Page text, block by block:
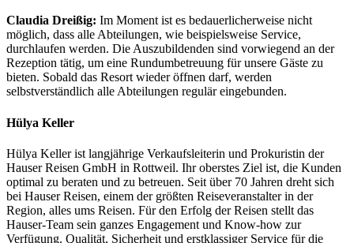
Claudia Dreißig: Im Moment ist es bedauerlicherweise nicht
möglich, dass alle Abteilungen, wie beispielsweise Service,
durchlaufen werden. Die Auszubildenden sind vorwiegend an der
Rezeption tätig, um eine Rundumbetreuung für unsere Gäste zu
bieten. Sobald das Resort wieder öffnen darf, werden
selbstverständlich alle Abteilungen regulär eingebunden.
Hülya Keller
Hülya Keller ist langjährige Verkaufsleiterin und Prokuristin der
Hauser Reisen GmbH in Rottweil. Ihr oberstes Ziel ist, die Kunden
optimal zu beraten und zu betreuen. Seit über 70 Jahren dreht sich
bei Hauser Reisen, einem der größten Reiseveranstalter in der
Region, alles ums Reisen. Für den Erfolg der Reisen stellt das
Hauser-Team sein ganzes Engagement und Know-how zur
Verfügung. Qualität, Sicherheit und erstklassiger Service für die